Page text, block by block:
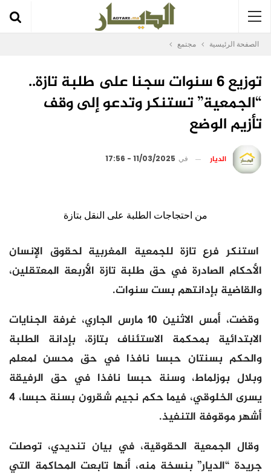
الصفحة الرئيسية مجتمع
توزيع 6 سنوات سجنا على طلبة تازة..
“الجمعية” تستنكر وتدعو إلى وقف
تأزيم الوضع
الديار في 11/03/2025 - 17:56
من احتجاجات الطلبة على النقل بتازة
استنكر فرع تازة للجمعية المغربية لحقوق الإنسان
الأحكام الصادرة في حق طلبة تازة الأربعة المعتقلين،
والقاضية بإدانتهم بست سنوات.
وقضت، أمس الاثنين 10 مارس الجاري، غرفة الجنايات
الابتدائية بمحكمة الاستئناف بتازة، بإدانة الطلبة
والحكم بسنتان حبسا نافذا في حق محسن لمعلم
وبلال بوزلماط، وسنة حبسا نافذا في حق الرفيقة
يسرى الخلوقي، فيما حكم نجيم شقرون بسنة حبسا، 4
أشهر موقوفة التنفيذ.
وقال الجمعية الحقوقية، في بيان تنديدي، توصلت
جريدة “الديار” بنسخة منه، أنها تابعت المحاكمة التي